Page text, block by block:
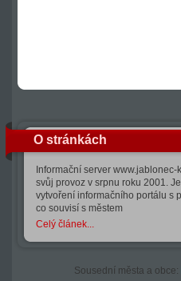
O stránkách
Informační server www.jablonec-
svůj provoz v srpnu roku 2001.
vytvoření informačního portálu s
co souvisí s městem
Celý článek...
Sousední města a obce: